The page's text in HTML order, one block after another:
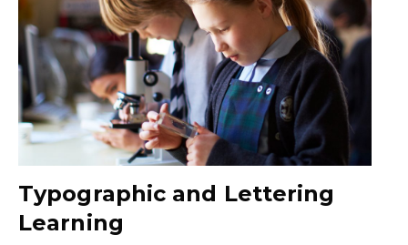
Typographic and Lettering
Learning